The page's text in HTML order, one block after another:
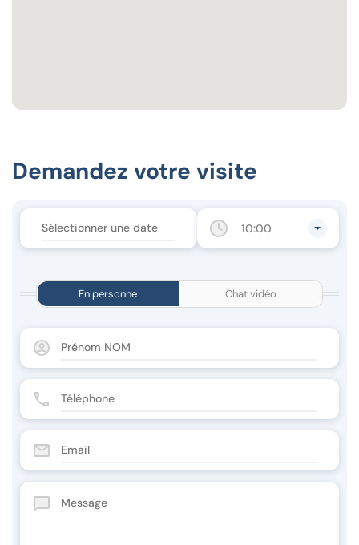
Demandez votre visite
10:00
En personne Chat vidéo